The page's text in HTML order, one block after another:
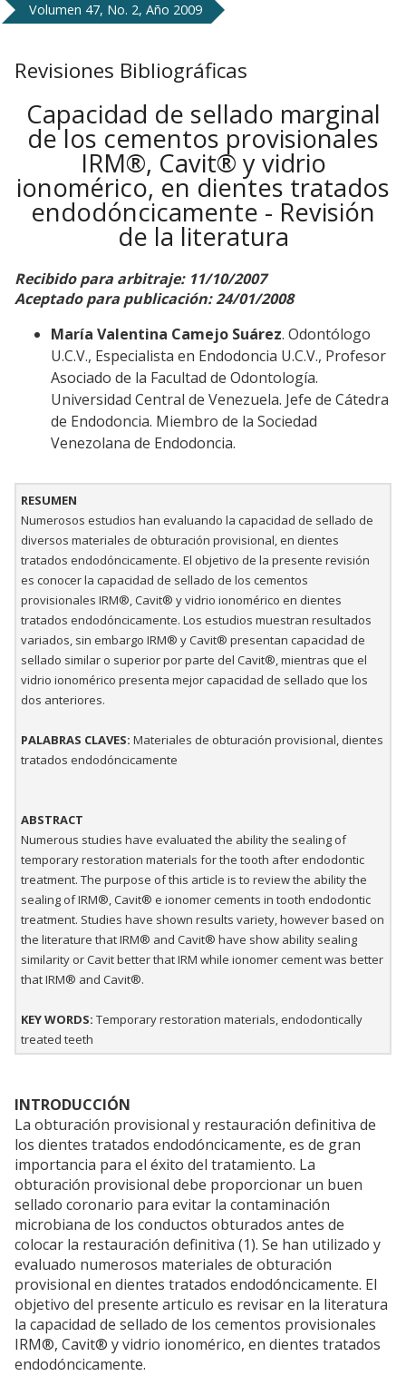
Volumen 47, No. 2, Año 2009
Revisiones Bibliográficas
Capacidad de sellado marginal
de los cementos provisionales
IRM®, Cavit® y vidrio
ionomérico, en dientes tratados
endodóncicamente - Revisión
de la literatura
Recibido para arbitraje: 11/10/2007
Aceptado para publicación: 24/01/2008
María Valentina Camejo Suárez. Odontólogo
U.C.V., Especialista en Endodoncia U.C.V., Profesor
Asociado de la Facultad de Odontología.
Universidad Central de Venezuela. Jefe de Cátedra
de Endodoncia. Miembro de la Sociedad
Venezolana de Endodoncia.
RESUMEN
Numerosos estudios han evaluando la capacidad de sellado de
diversos materiales de obturación provisional, en dientes
tratados endodóncicamente. El objetivo de la presente revisión
es conocer la capacidad de sellado de los cementos
provisionales IRM®, Cavit® y vidrio ionomérico en dientes
tratados endodóncicamente. Los estudios muestran resultados
variados, sin embargo IRM® y Cavit® presentan capacidad de
sellado similar o superior por parte del Cavit®, mientras que el
vidrio ionomérico presenta mejor capacidad de sellado que los
dos anteriores.
PALABRAS CLAVES: Materiales de obturación provisional, dientes
tratados endodóncicamente
ABSTRACT
Numerous studies have evaluated the ability the sealing of
temporary restoration materials for the tooth after endodontic
treatment. The purpose of this article is to review the ability the
sealing of IRM®, Cavit® e ionomer cements in tooth endodontic
treatment. Studies have shown results variety, however based on
the literature that IRM® and Cavit® have show ability sealing
similarity or Cavit better that IRM while ionomer cement was better
that IRM® and Cavit®.
KEY WORDS: Temporary restoration materials, endodontically
treated teeth
INTRODUCCIÓN
La obturación provisional y restauración definitiva de
los dientes tratados endodóncicamente, es de gran
importancia para el éxito del tratamiento. La
obturación provisional debe proporcionar un buen
sellado coronario para evitar la contaminación
microbiana de los conductos obturados antes de
colocar la restauración definitiva (1). Se han utilizado y
evaluado numerosos materiales de obturación
provisional en dientes tratados endodóncicamente. El
objetivo del presente articulo es revisar en la literatura
la capacidad de sellado de los cementos provisionales
IRM®, Cavit® y vidrio ionomérico, en dientes tratados
endodóncicamente.